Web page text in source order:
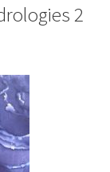
2